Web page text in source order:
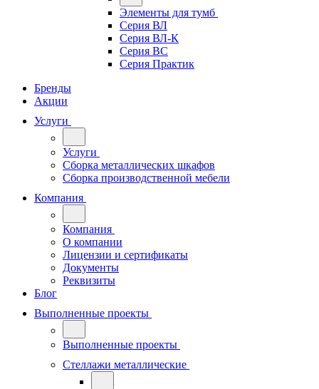
Элементы для тумб
Серия ВЛ
Серия ВЛ-К
Серия ВС
Серия Практик
Бренды
Акции
Услуги
Услуги
Сборка металлических шкафов
Сборка производственной мебели
Компания
Компания
О компании
Лицензии и сертификаты
Документы
Реквизиты
Блог
Выполненные проекты
Выполненные проекты
Стеллажи металлические